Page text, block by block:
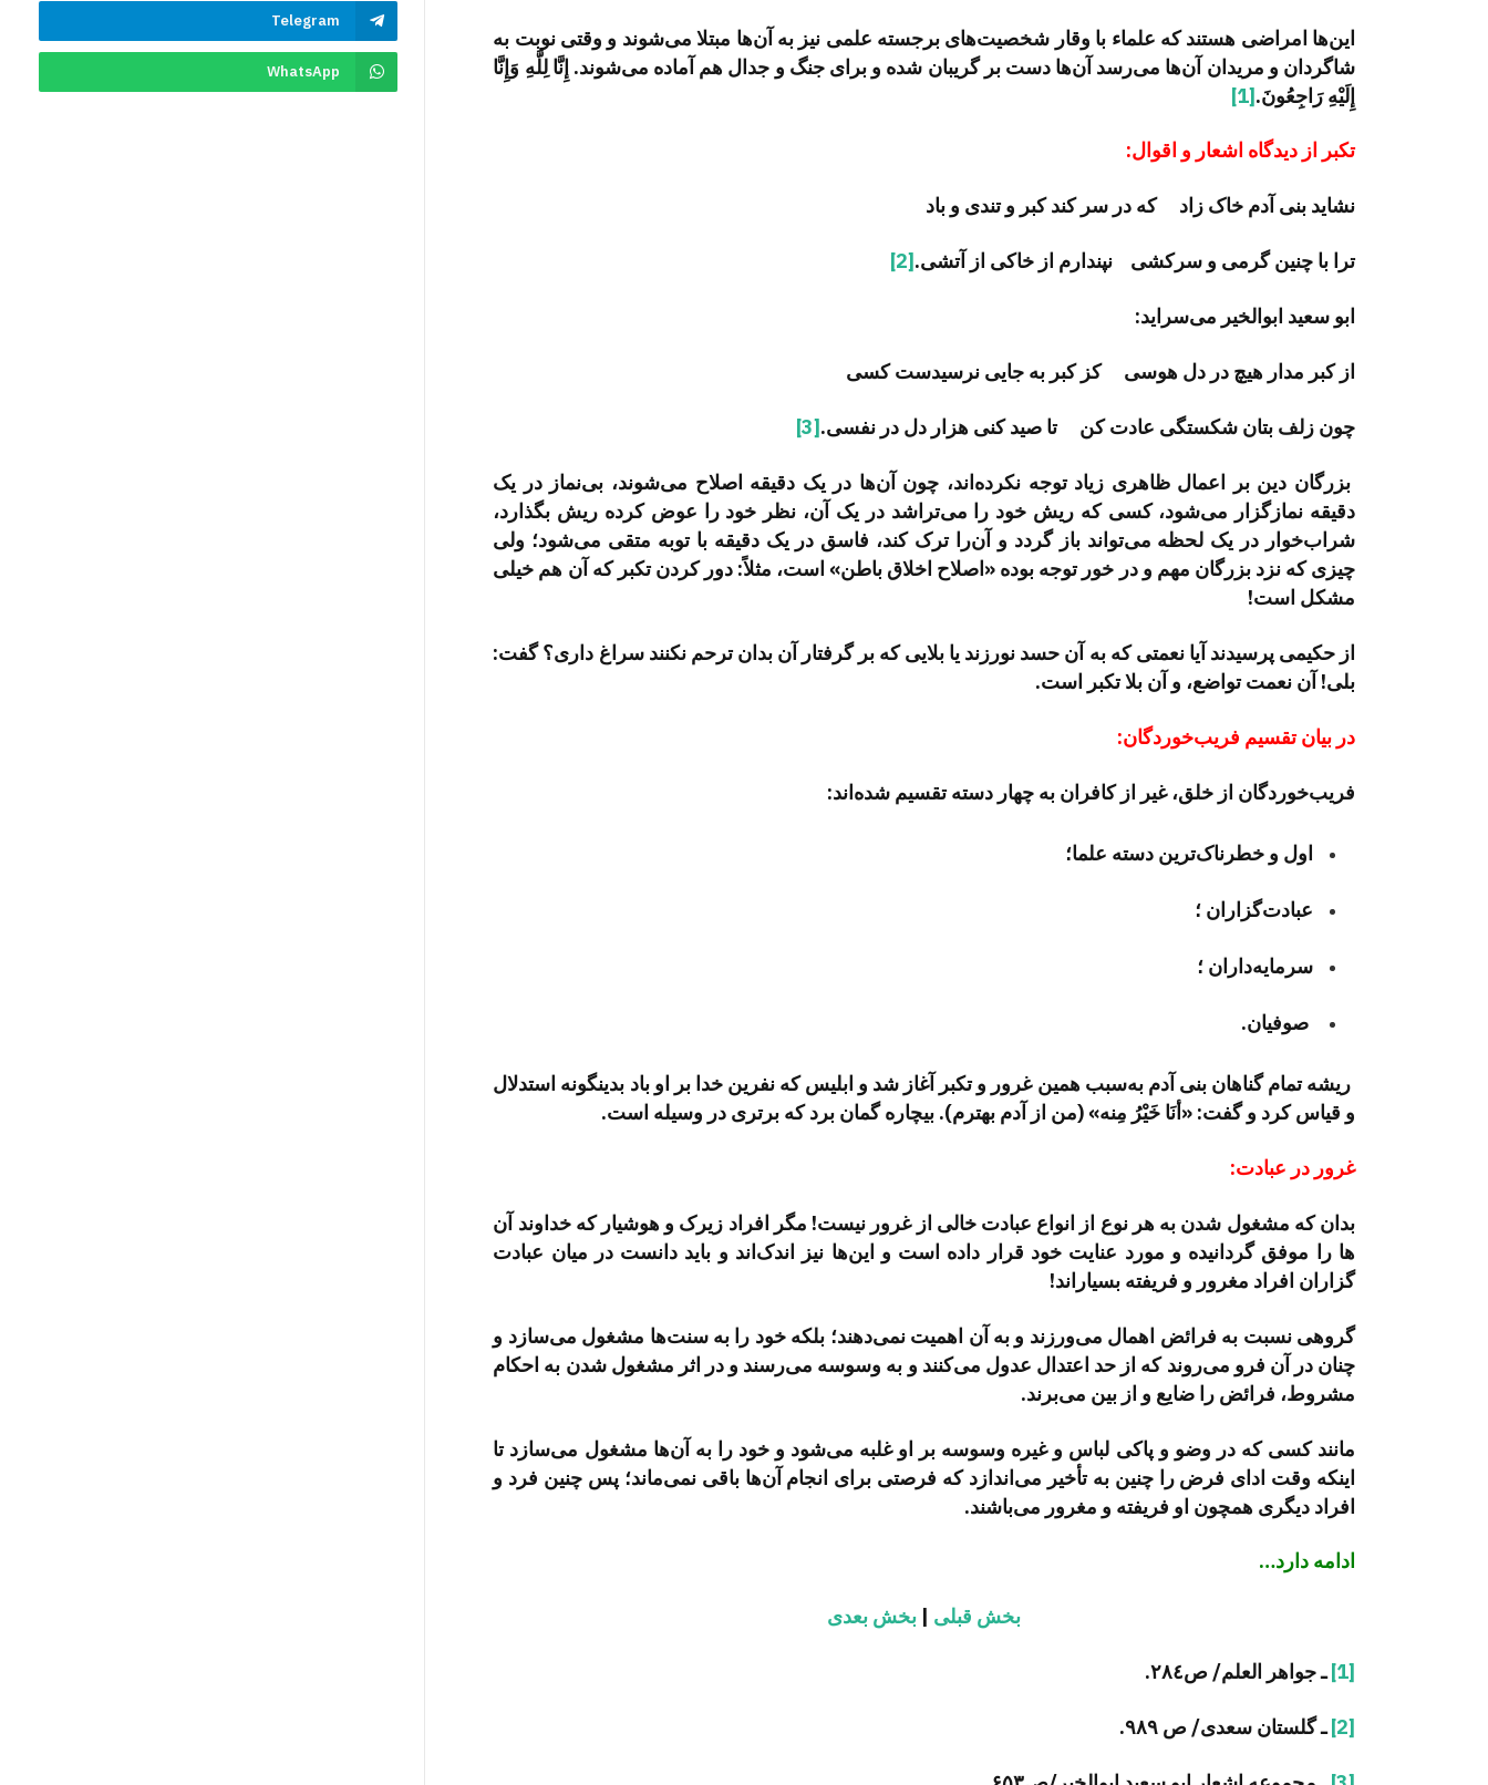
این‌­ها امراضی هستند که علماء با وقار شخصیت­‌های برجسته علمی نیز به آن‌­ها مبتلا می‌­شوند و وقتی نوبت به
شاگردان و مریدان آن­‌ها می‌­رسد آن­‌ها دست بر گریبان شده و برای جنگ و جدال هم آماده می­‌شوند. إِنَّا لِلَّهِ وَإِنَّا
إِلَيْهِ رَاجِعُونَ.[1]
تکبر از دیدگاه اشعار و اقوال:
نشاید بنی آدم خاک زاد که در سر کند کبر و تندی و باد
ترا با چنین گرمی و سرکشی نپندارم از خاکی از آتشی.[2]
ابو سعید ابوالخیر می‌­سراید:
از کبر مدار هیچ در دل هوسی کز کبر به جایی نرسیدست کسی
چون زلف بتان شکستگی عادت کن تا صید کنی هزار دل در نفسی.[3]
بزرگان دین بر اعمال ظاهری زیاد توجه نکرده‌­اند، چون آن‌­ها در یک دقیقه اصلاح می‌­شوند، بی­‌نماز در یک
دقیقه نمازگزار می‌­شود، کسی که ریش خود را می‌­تراشد در یک آن، نظر خود را عوض کرده ریش بگذارد،
شراب­‌خوار در یک لحظه می­‌تواند باز گردد و آن‌­را ترک کند، فاسق در یک دقیقه با توبه متقی می‌­شود؛ ولی
چیزی که نزد بزرگان مهم و در خور توجه بوده «اصلاح اخلاق باطن» است، مثلاً: دور کردن تکبر که آن هم خیلی
مشکل است!
از حکیمی پرسیدند آیا نعمتی که به آن حسد نورزند یا بلایی که بر گرفتار آن بدان ترحم نکنند سراغ داری؟ گفت:
بلی! آن نعمت تواضع، و آن بلا تکبر است.
در بیان تقسیم فریب‌­خوردگان:
فریب­‌خوردگان از خلق، غیر از کافران به چهار دسته تقسیم شده­‌اند:
اول و خطرناک­‌ترین دسته علما؛
عبادت‌گزاران ؛
سرمایه­‌داران ؛
صوفیان.
ریشه تمام گناهان بنی آدم به‌سبب همین غرور و تکبر آغاز شد و ابلیس که نفرین خدا بر او باد بدین­گونه استدلال
و قیاس کرد و گفت: «أنَا خَيْرُ مِنه» (من از آدم بهترم). بی­چاره گمان برد که برتری در وسیله است.
غرور در عبادت:
بدان که مشغول شدن به هر نوع از انواع عبادت خالی از غرور نیست! مگر افراد زیرک و هوشیار که خداوند آن­‌
ها را موفق گردانیده و مورد عنایت خود قرار داده است و این­‌ها نیز اندک­‌اند و باید دانست در میان عبادت­‌
گزاران افراد مغرور و فریفته بسیاراند!
گروهی نسبت به فرائض اهمال می‌­ورزند و به آن اهمیت نمی‌­دهند؛ بلکه خود را به سنت­‌ها مشغول می‌­سازد و
چنان در آن فرو می­‌روند که از حد اعتدال عدول می­‌کنند و به وسوسه می‌­رسند و در اثر مشغول شدن به احکام
مشروط، فرائض را ضایع و از بین می­‌برند.
مانند کسی که در وضو و پاکی لباس و غیره وسوسه بر او غلبه می‌­شود و خود را به آن­‌ها مشغول می­‌سازد تا
اینکه وقت ادای فرض را چنین به تأخیر می­‌اندازد که فرصتی برای انجام آن­‌ها باقی نمی‌ماند؛ پس چنین فرد و
افراد دیگری همچون او فریفته و مغرور می­‌باشند.
ادامه دارد…
بخش قبلی | بخش بعدی
[1] ـ جواهر العلم/ ص٢٨٤ .
[2] ـ گلستان سعدی/ ص ۹۸۹.
Telegram
WhatsApp